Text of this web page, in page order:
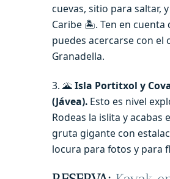
cuevas, sitio para saltar,
Caribe 🏝️. Ten en cuenta
puedes acercarse con el
Granadella.
3. 🌋Isla Portitxol y
(Jávea). Esto es nivel
Rodeas la islita y acabas
gruta gigante con
locura para fotos y para